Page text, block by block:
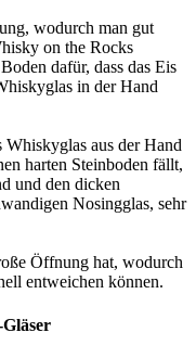
wodurch man gut
on the Rocks
dafür, dass das Eis
in der Hand
Whiskyglas aus der Hand
harten Steinboden fällt,
und den dicken
Nosingglas, sehr
Öffnung hat, wodurch
entweichen können.